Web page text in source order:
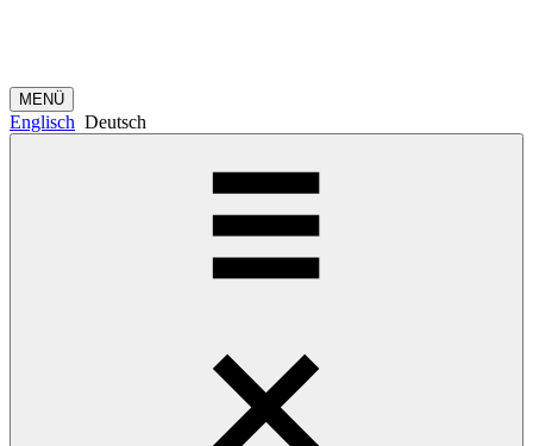
MENÜ
Englisch Deutsch